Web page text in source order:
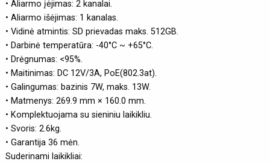
• Aliarmo įėjimas: 2 kanalai.
• Aliarmo išėjimas: 1 kanalas.
• Vidinė atmintis: SD prievadas maks. 512GB.
• Darbinė temperatūra: -40°C ~ +65°C.
• Drėgnumas: <95%.
• Maitinimas: DC 12V/3A, PoE(802.3at).
• Galingumas: bazinis 7W, maks. 13W.
• Matmenys: 269.9 mm × 160.0 mm.
• Komplektuojama su sieniniu laikikliu.
• Svoris: 2.6kg.
• Garantija 36 mėn.
Suderinami laikikliai: